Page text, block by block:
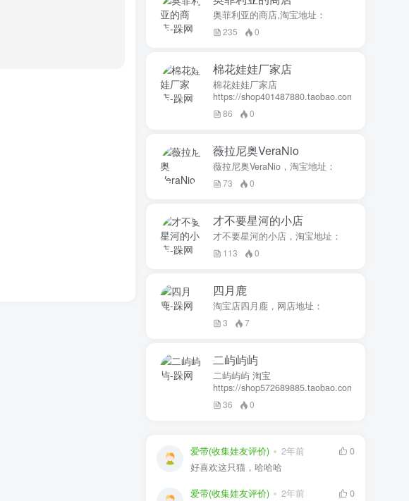
奥菲利亚的商店,淘宝地址：
235 0
棉花娃娃厂家店
棉花娃娃厂家店
https://shop401487880.taobao.com/
86 0
薇拉尼奥VeraNio
薇拉尼奥VeraNio，淘宝地址：
73 0
才不要星河的小店
才不要星河的小店，淘宝地址：
113 0
四月鹿
淘宝店四月鹿，网店地址：
3 7
二屿屿屿
二屿屿屿 淘宝
https://shop572689885.taobao.com
36 0
爱带(收集娃友评价) 2年前
0
好喜欢这只猫，哈哈哈
爱带(收集娃友评价) 2年前
0